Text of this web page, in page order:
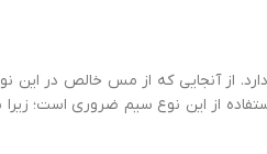
از آنجایی که از مس خالص در این
از این نوع سیم ضروری است؛